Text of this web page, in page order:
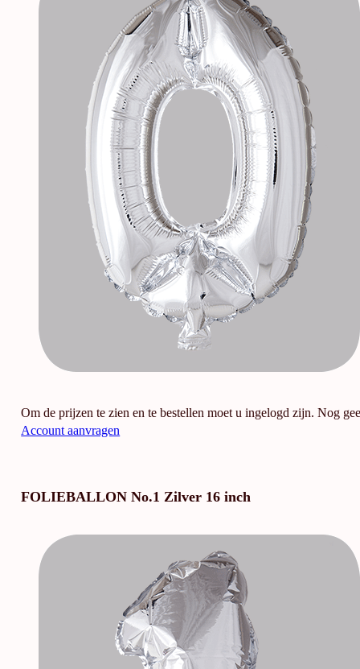
Om de prijzen te zien en te bestellen moet u ingelogd zijn. Nog
Account aanvragen
FOLIEBALLON No.1 Zilver 16 inch